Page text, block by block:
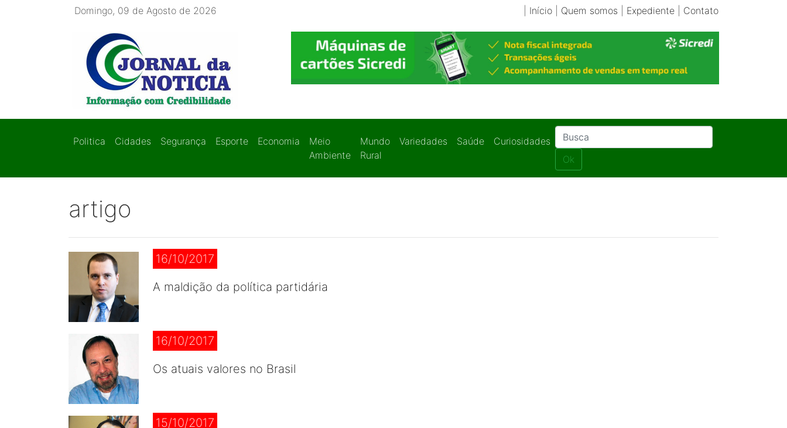
Domingo, 09 de Agosto de 2026 Início| Quem somos Expediente| Contato
Politica Cidades Segurança Esporte Economia
Meio
Ambiente
Mundo
Rural
Variedades Saúde
Curiosidades
Ok
artigo
16/10/2017
A maldição da política partidária
16/10/2017
Os atuais valores no Brasil
15/10/2017